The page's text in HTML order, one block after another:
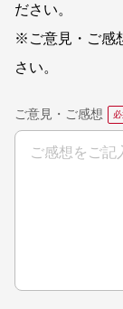
ださい。
※ご意見・ご感
さい。
ご意見・ご感想